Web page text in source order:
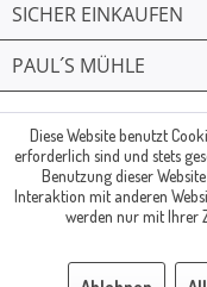
SICHER EINKAUFEN
PAUL´S MÜHLE
© Paul's Mühle |
Fax: 02361 -
Diese Website benutzt
erforderlich sind und stets
Benutzung dieser
Interaktion mit anderen
werden nur mit Ihrer